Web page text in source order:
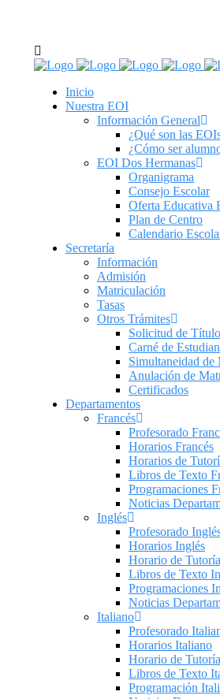
tel: 955 62 43 03
Inicio
Nuestra EOI
Información General
¿Qué son las
¿Cómo ser
EOI Dos Hermanas
Organigrama
Consejo Escolar
Oferta Educativa
Plan de Centro
Calendario
Secretaría
Información
Admisión
Matriculación
Tasas
Otros Trámites
Solicitud de
Carné de
Simultaneidad de
Anulación de
Certificados
Departamentos
Francés
Profesorado
Horarios Francés
Horarios de
Libros de Texto
Programaciones
Noticias
Inglés
Profesorado
Horarios Inglés
Horario de
Libros de Texto
Programaciones
Noticias
Italiano
Profesorado
Horarios Italiano
Horario de
Libros de Texto
Programación